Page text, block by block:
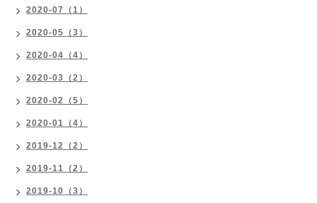
2020-07（1）
2020-05（3）
2020-04（4）
2020-03（2）
2020-02（5）
2020-01（4）
2019-12（2）
2019-11（2）
2019-10（3）